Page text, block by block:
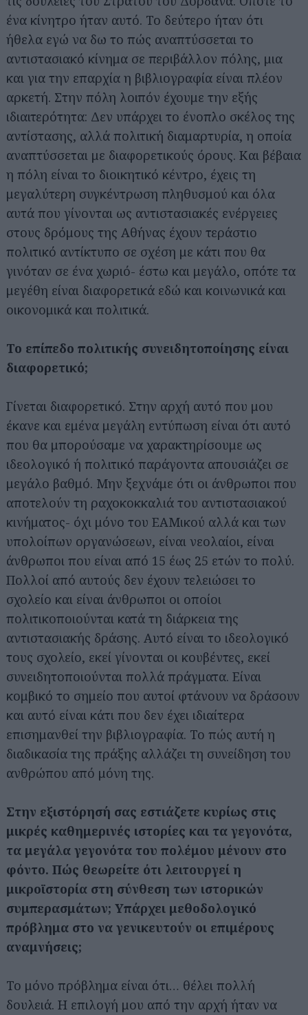
ένα κίνητρο ήταν αυτό. Το δεύτερο ήταν ότι
ήθελα εγώ να δω το πώς αναπτύσσεται το
αντιστασιακό κίνημα σε περιβάλλον πόλης, μια
και για την επαρχία η βιβλιογραφία είναι πλέον
αρκετή. Στην πόλη λοιπόν έχουμε την εξής
ιδιαιτερότητα: Δεν υπάρχει το ένοπλο σκέλος της
αντίστασης, αλλά πολιτική διαμαρτυρία, η οποία
αναπτύσσεται με διαφορετικούς όρους. Και βέβαια
η πόλη είναι το διοικητικό κέντρο, έχεις τη
μεγαλύτερη συγκέντρωση πληθυσμού και όλα
αυτά που γίνονται ως αντιστασιακές ενέργειες
στους δρόμους της Αθήνας έχουν τεράστιο
πολιτικό αντίκτυπο σε σχέση με κάτι που θα
γινόταν σε ένα χωριό- έστω και μεγάλο, οπότε τα
μεγέθη είναι διαφορετικά εδώ και κοινωνικά και
οικονομικά και πολιτικά.
Το επίπεδο πολιτικής συνειδητοποίησης είναι
διαφορετικό;
Γίνεται διαφορετικό. Στην αρχή αυτό που μου
έκανε και εμένα μεγάλη εντύπωση είναι ότι αυτό
που θα μπορούσαμε να χαρακτηρίσουμε ως
ιδεολογικό ή πολιτικό παράγοντα απουσιάζει σε
μεγάλο βαθμό. Μην ξεχνάμε ότι οι άνθρωποι που
αποτελούν τη ραχοκοκκαλιά του αντιστασιακού
κινήματος- όχι μόνο του ΕΑΜικού αλλά και των
υπολοίπων οργανώσεων, είναι νεολαίοι, είναι
άνθρωποι που είναι από 15 έως 25 ετών το πολύ.
Πολλοί από αυτούς δεν έχουν τελειώσει το
σχολείο και είναι άνθρωποι οι οποίοι
πολιτικοποιούνται κατά τη διάρκεια της
αντιστασιακής δράσης. Αυτό είναι το ιδεολογικό
τους σχολείο, εκεί γίνονται οι κουβέντες, εκεί
συνειδητοποιούνται πολλά πράγματα. Είναι
κομβικό το σημείο που αυτοί φτάνουν να δράσουν
και αυτό είναι κάτι που δεν έχει ιδιαίτερα
επισημανθεί την βιβλιογραφία. Το πώς αυτή η
διαδικασία της πράξης αλλάζει τη συνείδηση του
ανθρώπου από μόνη της.
Στην εξιστόρησή σας εστιάζετε κυρίως στις
μικρές καθημερινές ιστορίες και τα γεγονότα,
τα μεγάλα γεγονότα του πολέμου μένουν στο
φόντο. Πώς θεωρείτε ότι λειτουργεί η
μικροϊστορία στη σύνθεση των ιστορικών
συμπερασμάτων; Υπάρχει μεθοδολογικό
πρόβλημα στο να γενικευτούν οι επιμέρους
αναμνήσεις;
Το μόνο πρόβλημα είναι ότι… θέλει πολλή
δουλειά. Η επιλογή μου από την αρχή ήταν να